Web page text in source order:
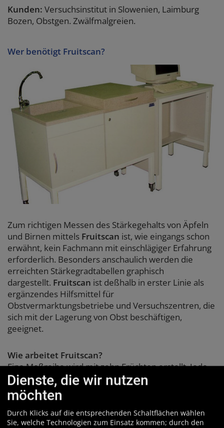
Kunden: Versuchsinstitut in Slowenien, Laimburg
Bozen, Obstgen. Zwälfmalgreien.
Wer benötigt Fruitscan?
Zum richtigen Messen des Stärkegehalts von Äpfeln
und Birnen mittels Fruitscan ist, wie eingangs schon
erwähnt, kein Fachmann mit einschlägiger Erfahrung
erforderlich. Besonders anschaulich werden die
erreichten Stärkegradtabellen graphisch
dargestellt. Fruitscan ist deßhalb in erster Linie als
ergänzendes Hilfsmittel für
Obstvermarktungsbetriebe und Versuchszentren, die
sich mit der Lagerung von Obst beschäftigen,
geeignet.
Wie arbeitet Fruitscan?
Eine Meßreihe wird mit zehn Früchten erstellt. Jede
Frucht wird in der gewphnten Art halbiert und dann
für einige Minuten in eine Jod-Jod-Kali-Lösung gelegt.
Dabei färben sich die Bereiche besonderer
Stärkekonzentration im sichtbaren Fruchtfleisch
dunkel. Der Prozentsatz der verfärbten Bereiche ist
Dienste, die wir nutzen
möchten
Durch Klicks auf die entsprechenden Schaltflächen wählen
Sie, welche Technologien zum Einsatz kommen; durch den